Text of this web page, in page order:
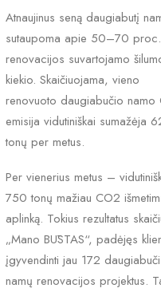
Atnaujinus seną daugiabutį
sutaupoma apie 50–70
renovacijos suvartojamo
kiekio. Skaičiuojama, vieno
renovuoto daugiabučio namo
emisija vidutiniškai sumažėja
tonų per metus.
Per vienerius metus –
750 tonų mažiau CO2
aplinką. Tokius rezultatus
„Mano BŪSTAS“, padėjęs
įgyvendinti jau 172
namų renovacijos projektus.